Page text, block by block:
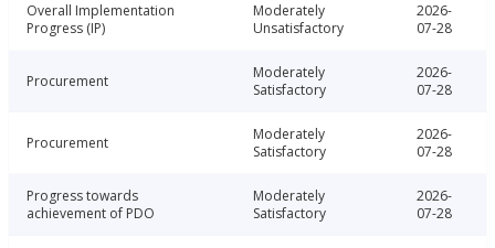
Overall Implementation
Progress (IP)
Moderately
Unsatisfactory
2026-
07-28
Procurement
Moderately
Satisfactory
2026-
07-28
Procurement
Moderately
Satisfactory
2026-
07-28
Progress towards
achievement of PDO
Moderately
Satisfactory
2026-
07-28